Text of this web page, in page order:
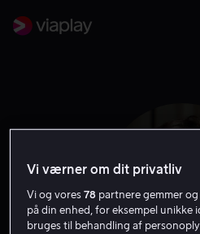
Vi værner om dit privatliv
Vi og vores78 partnere gemmer
på din enhed, for eksempel unikke
bruges til behandling af